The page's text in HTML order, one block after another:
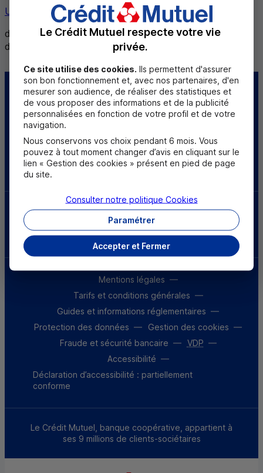
Utiliser ce service
de 8h30 à 12h et de 14h à 18h du lundi au vendredi,
de 8h30 à 12h le samedi
Centre d'aide Trouver une caisse
Sourds et
Télécharger l'application
Parrainez un proche et profitez ensemble
Découvrir notre offre
Mentions légales
Tarifs et conditions générales
Guides et informations réglementaires
Protection des données
Gestion des cookies
Fraude et sécurité bancaire
VDP
Accessibilité
Déclaration d’accessibilité : partiellement
conforme
Le Crédit Mutuel, banque coopérative, appartient à
ses 9 millions de clients-sociétaires
Le Crédit Mutuel respecte votre vie
privée.
Ce site utilise des cookies. Ils permettent d'assurer
son bon fonctionnement et, avec nos partenaires, d'en
mesurer son audience, de réaliser des statistiques et
de vous proposer des informations et de la publicité
personnalisées en fonction de votre profil et de votre
navigation.
Nous conservons vos choix pendant 6 mois. Vous
pouvez à tout moment changer d’avis en cliquant sur le
lien « Gestion des cookies » présent en pied de page
du site.
Accepter et Fermer
Paramétrer
Consulter notre politique Cookies